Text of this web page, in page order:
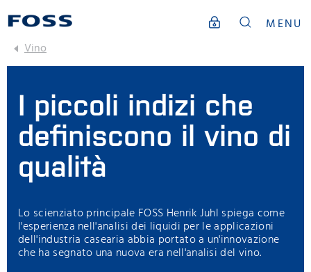
MENU
Vino
I piccoli indizi che
definiscono il vino di
qualità
Lo scienziato principale FOSS Henrik Juhl spiega come
l'esperienza nell'analisi dei liquidi per le applicazioni
dell'industria casearia abbia portato a un'innovazione
che ha segnato una nuova era nell'analisi del vino.